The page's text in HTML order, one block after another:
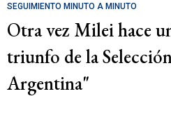
SEGUIMIENTO MINUTO A MINUTO
Otra vez Milei hace
triunfo de la
Argentina"